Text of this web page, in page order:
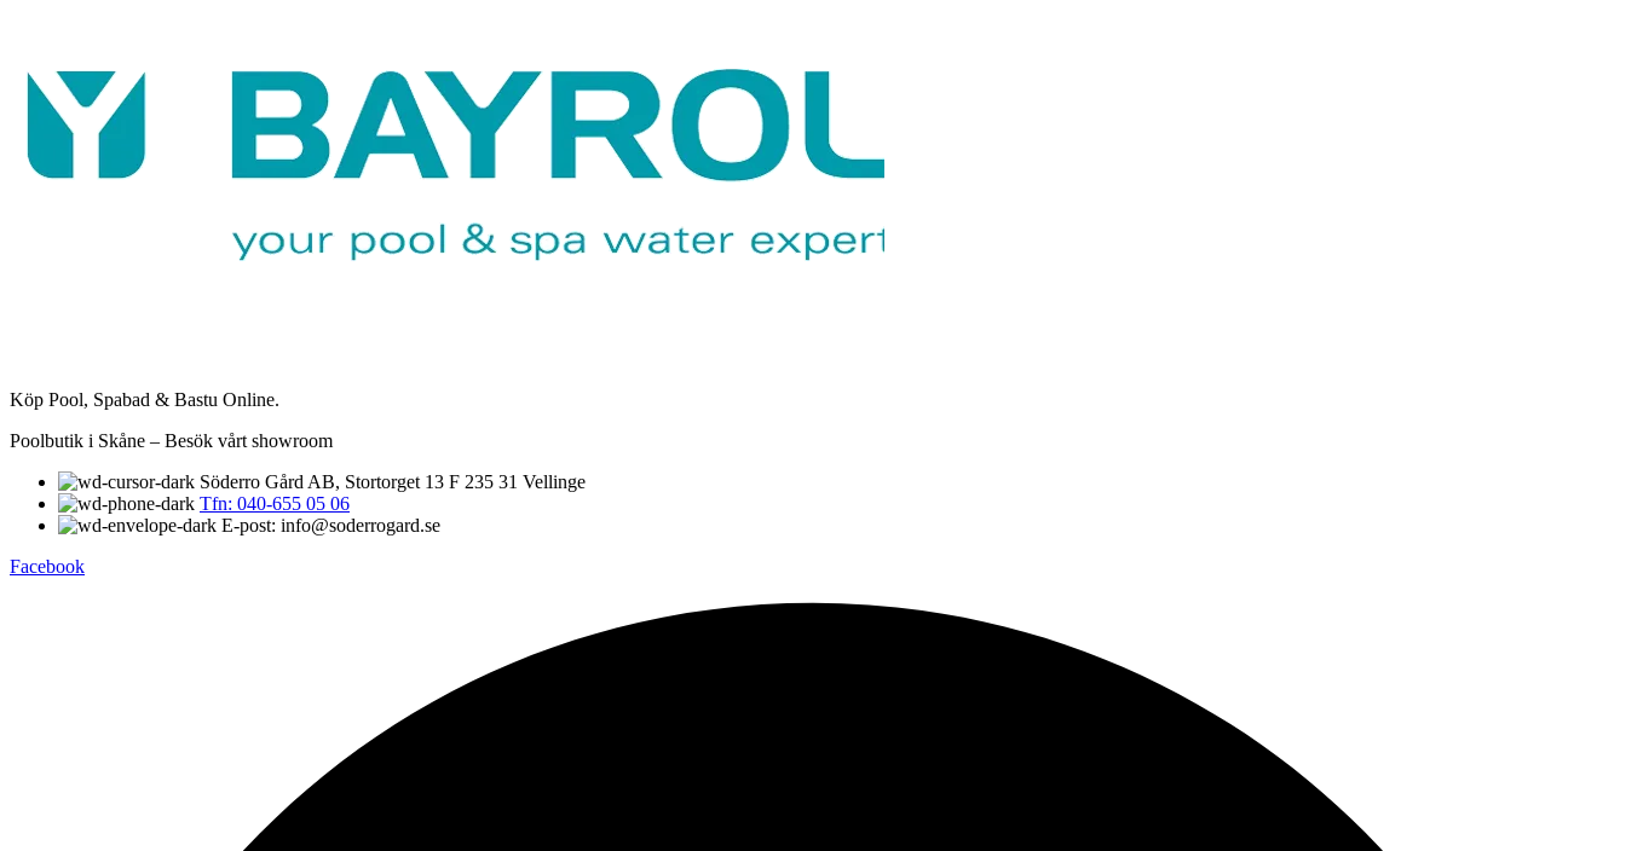
Köp Pool, Spabad & Bastu Online.
Poolbutik i Skåne – Besök vårt showroom
Söderro Gård AB, Stortorget 13 F 235 31 Vellinge
Tfn: 040-655 05 06
E-post: info@soderrogard.se
Facebook